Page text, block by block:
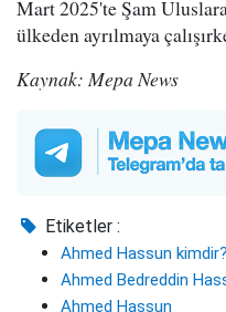
Mart 2025'te Şam
ülkeden ayrılmaya
Kaynak: Mepa News
Etiketler :
Ahmed Hassun kimdir?
Ahmed Bedreddin
Ahmed Hassun